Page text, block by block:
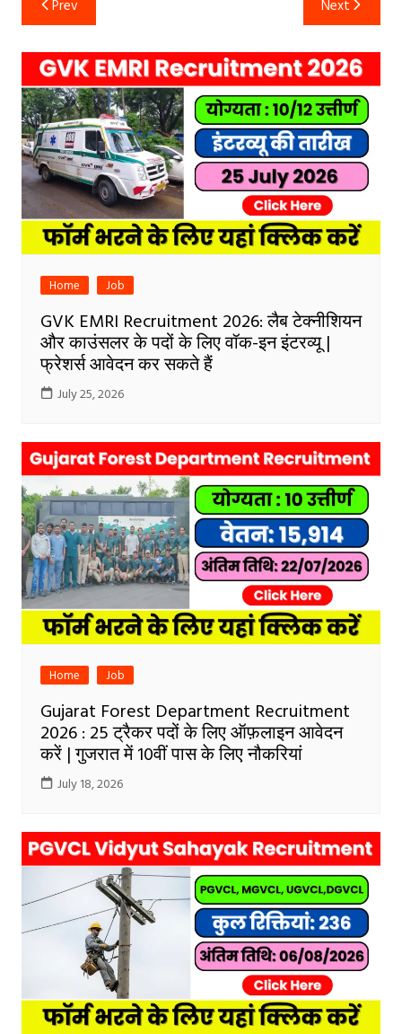
navigation
Prev Next
Home Job
GVK EMRI Recruitment 2026: लैब टेक्नीशियन
और काउंसलर के पदों के लिए वॉक-इन इंटरव्यू |
फ्रेशर्स आवेदन कर सकते हैं
July 25, 2026
Home Job
Gujarat Forest Department Recruitment
2026 : 25 ट्रैकर पदों के लिए ऑफ़लाइन आवेदन
करें | गुजरात में 10वीं पास के लिए नौकरियां
July 18, 2026